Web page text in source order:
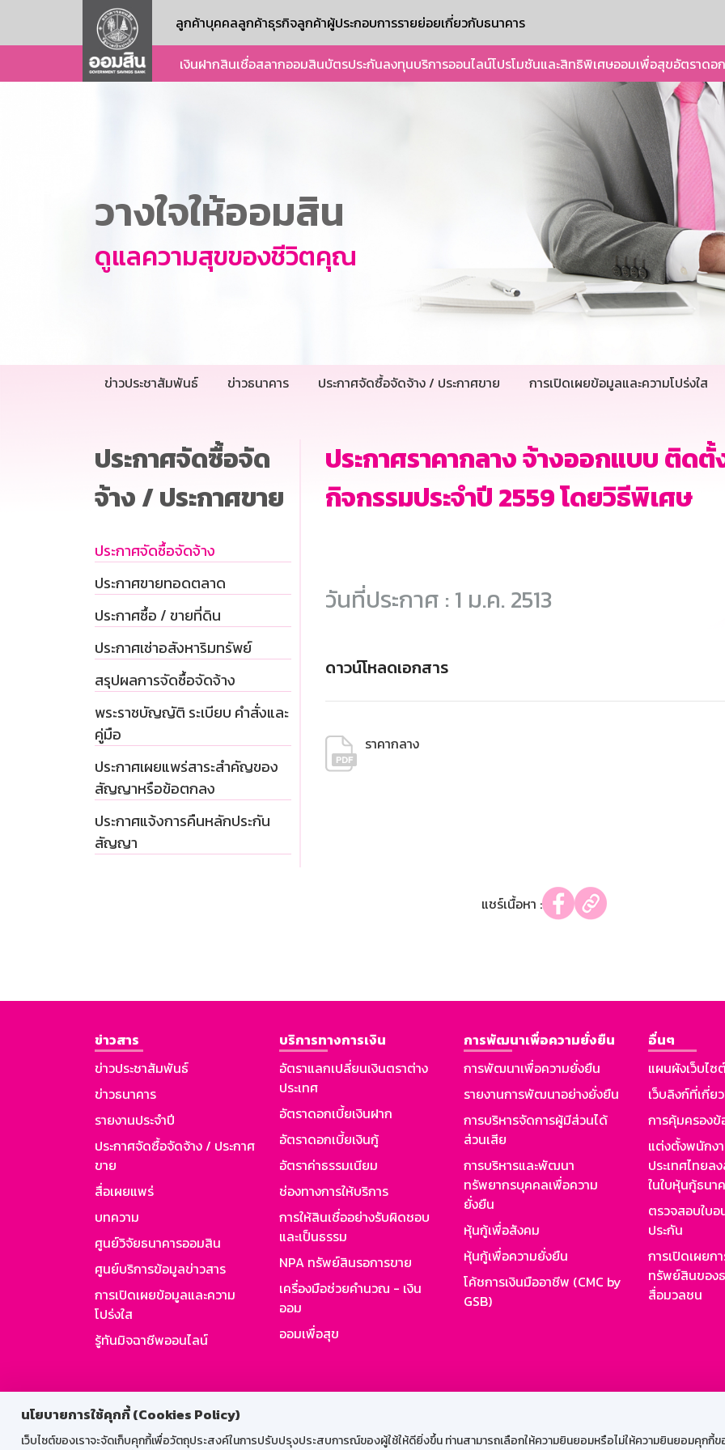
นโยบายการใช้คุกกี้ (Cookies Policy)
เว็บไซต์ของเราจะจัดเก็บคุกกี้เพื่อวัตถุประสงค์ในการปรับปรุงประสบการณ์ของผู้ใช้ให้ดียิ่งขึ้น ท่านสามารถเลือกให้ความยินยอมหรือไม่ให้ความยินยอมคุกกี้ข
ลูกค้าบุคคลลูกค้าธุรกิจลูกค้าผู้ประกอบการรายย่อยเกี่ยวกับธนาคาร
เงินฝากสินเชื่อสลากออมสินบัตรประกันลงทุนบริการออนไลน์โปรโมชันและสิทธิพิเศษออมเพื่อสุขอัตราดอ
วางใจให้ออมสิน
ดูแลความสุขของชีวิตคุณ
ข่าวประชาสัมพันธ์ ข่าวธนาคาร ประกาศจัดซื้อจัดจ้าง / ประกาศขาย การเปิดเผยข้อมูลและความโปร่งใส
ประกาศจัดซื้อจัด
จ้าง / ประกาศขาย
ประกาศจัดซื้อจัดจ้าง
ประกาศขายทอดตลาด
ประกาศซื้อ / ขายที่ดิน
ประกาศเช่าอสังหาริมทรัพย์
สรุปผลการจัดซื้อจัดจ้าง
พระราชบัญญัติ ระเบียบ คำสั่งและ
คู่มือ
ประกาศเผยแพร่สาระสำคัญของ
สัญญาหรือข้อตกลง
ประกาศแจ้งการคืนหลักประกัน
สัญญา
ประกาศราคากลาง จ้างออกแบบ ติด
กิจกรรมประจำปี 2559 โดยวิธีพิเศษ
วันที่ประกาศ : 1 ม.ค. 2513
ดาวน์โหลดเอกสาร
ราคากลาง
แชร์เนื้อหา :
ข่าวสาร
ข่าวประชาสัมพันธ์
ข่าวธนาคาร
รายงานประจำปี
ประกาศจัดซื้อจัดจ้าง / ประกาศ
ขาย
สื่อเผยแพร่
บทความ
ศูนย์วิจัยธนาคารออมสิน
ศูนย์บริการข้อมูลข่าวสาร
การเปิดเผยข้อมูลและความ
โปร่งใส
รู้ทันมิจฉาชีพออนไลน์
บริการทางการเงิน
อัตราแลกเปลี่ยนเงินตราต่าง
ประเทศ
อัตราดอกเบี้ยเงินฝาก
อัตราดอกเบี้ยเงินกู้
อัตราค่าธรรมเนียม
ช่องทางการให้บริการ
การให้สินเชื่ออย่างรับผิดชอบ
และเป็นธรรม
NPA ทรัพย์สินรอการขาย
เครื่องมือช่วยคำนวณ - เงิน
ออม
ออมเพื่อสุข
การพัฒนาเพื่อความยั่งยืน
การพัฒนาเพื่อความยั่งยืน
รายงานการพัฒนาอย่างยั่งยืน
การบริหารจัดการผู้มีส่วนได้
ส่วนเสีย
การบริหารและพัฒนา
ทรัพยากรบุคคลเพื่อความ
ยั่งยืน
หุ้นกู้เพื่อสังคม
หุ้นกู้เพื่อความยั่งยืน
โค้ชการเงินมืออาชีพ (CMC by
GSB)
อื่นๆ
แผนผังเว็บไซ
เว็บลิงก์ที่เกี่ย
การคุ้มครอง
แต่งตั้งพนักง
ประเทศไทยล
ในใบหุ้นกู้ธนา
ตรวจสอบใบ
ประกัน
การเปิดเผยก
ทรัพย์สินของ
สื่อมวลชน